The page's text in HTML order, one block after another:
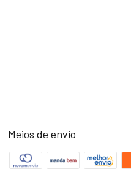
Meios de envio